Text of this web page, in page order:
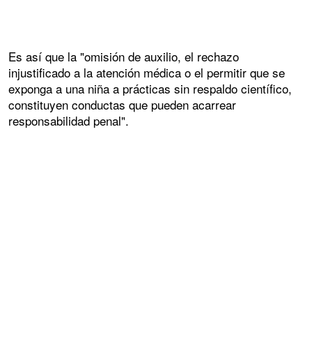
Es así que la "omisión de auxilio, el rechazo
injustificado a la atención médica o el permitir que se
exponga a una niña a prácticas sin respaldo científico,
constituyen conductas que pueden acarrear
responsabilidad penal".